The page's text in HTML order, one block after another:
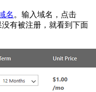
名 。输入域名，点击
有被注册，就看到下面